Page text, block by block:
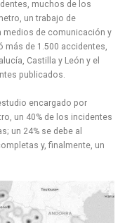
muchos de los
un trabajo de
medios de comunicación y
más de 1.500 accidentes,
Castilla y León y el
publicados.
encargado por
un 40% de los incidentes
un 24% se debe al
y, finalmente, un